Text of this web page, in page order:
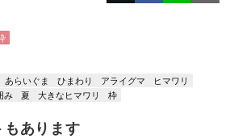
あらいぐま ひまわり アライグマ
ヒマワリ
み 夏 大きなヒマワリ 枠
あります